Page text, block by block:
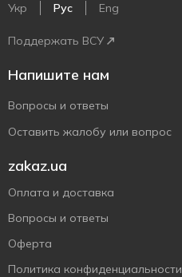
Укр Рус Eng
Поддержать ВСУ
Напишите нам
Вопросы и ответы
Оставить жалобу или вопрос
zakaz.ua
Оплата и доставка
Вопросы и ответы
Оферта
Политика конфиденциальности